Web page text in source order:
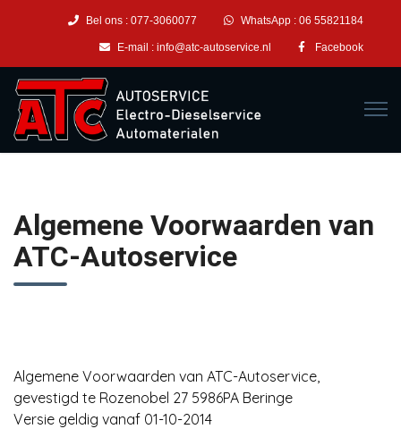
Bel ons : 077-3060077 WhatsApp : 06 55821184
E-mail : info@atc-autoservice.nl Facebook
Algemene Voorwaarden van
ATC-Autoservice
Algemene Voorwaarden van ATC-Autoservice,
gevestigd te Rozenobel 27 5986PA Beringe
Versie geldig vanaf 01-10-2014